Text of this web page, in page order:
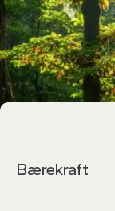
Bærekraft